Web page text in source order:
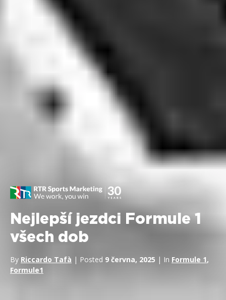
Nejlepší jezdci Formule 1
všech dob
By Riccardo Tafà | Posted 9 června, 2025 | In Formule 1,
Formule1